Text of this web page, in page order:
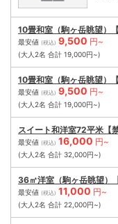
10畳和室（駒ヶ岳眺望）【
最安値 (税込) 9,500 円~
(大人2名 合計 19,000円~)
10畳和室（駒ヶ岳眺望）【
最安値 (税込) 9,500 円~
(大人2名 合計 19,000円~)
スイート和洋室72平米【禁
最安値 (税込) 16,000 円~
(大人2名 合計 32,000円~)
36㎡洋室（駒ヶ岳眺望）
最安値 (税込) 11,000 円~
(大人2名 合計 22,000円~)